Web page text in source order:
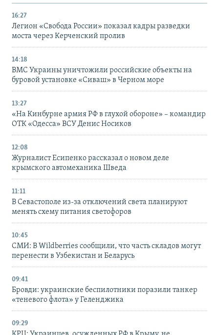
16:27
Легион «Свобода России» показал кадры разведки
моста через Керченский пролив
14:18
ВМС Украины уничтожили российские объекты на
буровой установке «Сиваш» в Черном море
13:27
«На Кинбурне армия РФ в глухой обороне» – командир
ОТК «Одесса» ВСУ Денис Носиков
12:08
Журналист Есипенко рассказал о новом деле
крымского автомеханика Шведа
11:11
В Севастополе из-за отключений света планируют
менять схему питания светофоров
10:45
СМИ: В Wildberries сообщили, что часть складов могут
перенести в Узбекистан и Беларусь
09:41
Бровди: украинские беспилотники поразили танкер
«теневого флота» у Геленджика
09:29